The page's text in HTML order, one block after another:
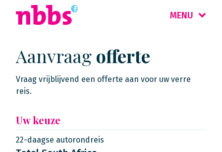
MENU
Aanvraag offerte
Vraag vrijblijvend een offerte aan voor uw verre
reis.
Uw keuze
22-daagse autorondreis